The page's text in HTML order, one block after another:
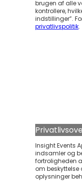
brugen af alle
kontrollere,
indstillinger”.
privatlivspolitik.
Insight Events
indsamler og
fortroligheden
om
oplysninger